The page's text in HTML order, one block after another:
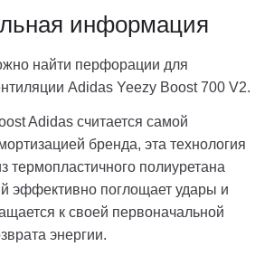
информация
найти перфорации для
Adidas Yeezy Boost 700 V2.
Adidas считается самой
бренда, эта технология
термопластичного полиуретана
эффективно поглощает удары и
к своей первоначальной
энергии.